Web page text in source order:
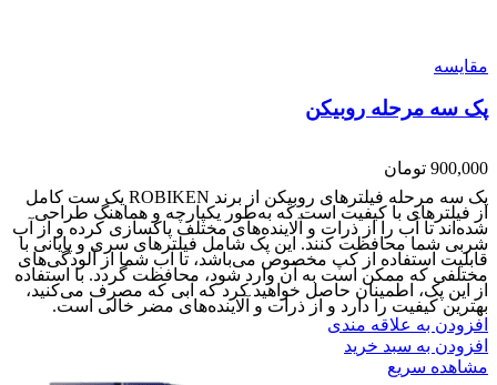
مقایسه
پک سه مرحله روبیکن
900,000 تومان
پک سه مرحله فیلترهای روبیکن از برند ROBIKEN یک ست کامل
از فیلترهای با کیفیت است که به‌طور یکپارچه و هماهنگ طراحی
شده‌اند تا آب را از ذرات و آلاینده‌های مختلف پاکسازی کرده و از آب
شربی شما محافظت کنند. این پک شامل فیلترهای سری و پایانی با
قابلیت استفاده از کپ مخصوص می‌باشد، تا آب شما از آلودگی‌های
مختلفی که ممکن است به آن وارد شود، محافظت گردد. با استفاده
از این پک، اطمینان حاصل خواهید کرد که آبی که مصرف می‌کنید،
بهترین کیفیت را دارد و از ذرات و آلاینده‌های مضر خالی است.
افزودن به علاقه مندی
افزودن به سبد خرید
مشاهده سریع